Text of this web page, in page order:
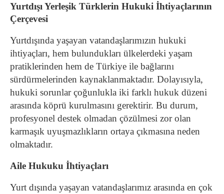
Yurtdışı Yerleşik Türklerin Hukuki İhtiyaçlarının
Çerçevesi
Yurtdışında yaşayan vatandaşlarımızın hukuki
ihtiyaçları, hem bulundukları ülkelerdeki yaşam
pratiklerinden hem de Türkiye ile bağlarını
sürdürmelerinden kaynaklanmaktadır. Dolayısıyla,
hukuki sorunlar çoğunlukla iki farklı hukuk düzeni
arasında köprü kurulmasını gerektirir. Bu durum,
profesyonel destek olmadan çözülmesi zor olan
karmaşık uyuşmazlıkların ortaya çıkmasına neden
olmaktadır.
Aile Hukuku İhtiyaçları
Yurt dışında yaşayan vatandaşlarımız arasında en çok